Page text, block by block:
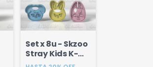
Set x 8u - Skzoo
Stray Kids K-
pop